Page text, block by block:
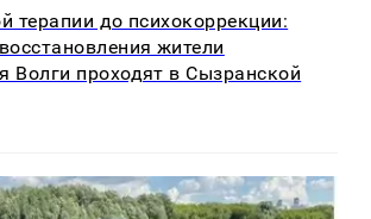
терапии до психокоррекции:
жители
Волги проходят в Сызранской